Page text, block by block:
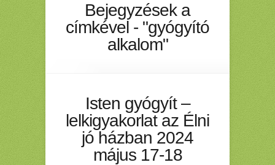
Bejegyzések a
címkével - "gyógyító
alkalom"
Isten gyógyít –
lelkigyakorlat az Élni
jó házban 2024
május 17-18